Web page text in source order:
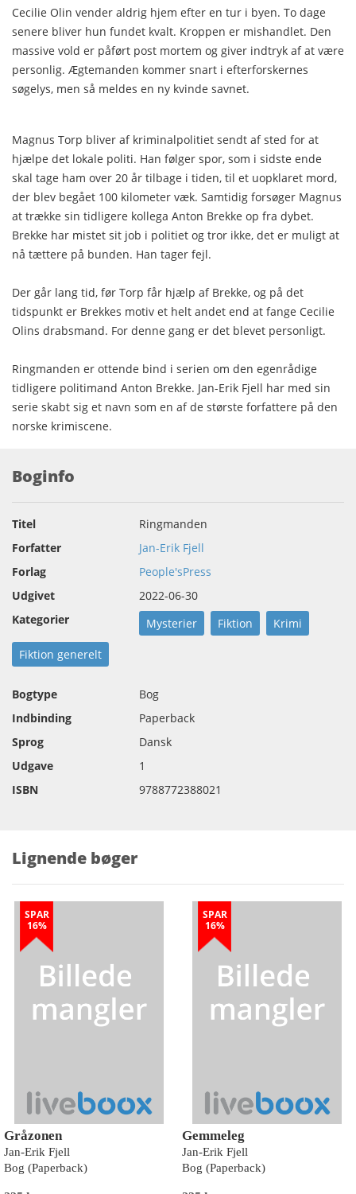
Cecilie Olin vender aldrig hjem efter en tur i byen. To dage
senere bliver hun fundet kvalt. Kroppen er mishandlet. Den
massive vold er påført post mortem og giver indtryk af at være
personlig. Ægtemanden kommer snart i efterforskernes
søgelys, men så meldes en ny kvinde savnet.
Magnus Torp bliver af kriminalpolitiet sendt af sted for at
hjælpe det lokale politi. Han følger spor, som i sidste ende
skal tage ham over 20 år tilbage i tiden, til et uopklaret mord,
der blev begået 100 kilometer væk. Samtidig forsøger Magnus
at trække sin tidligere kollega Anton Brekke op fra dybet.
Brekke har mistet sit job i politiet og tror ikke, det er muligt at
nå tættere på bunden. Han tager fejl.
Der går lang tid, før Torp får hjælp af Brekke, og på det
tidspunkt er Brekkes motiv et helt andet end at fange Cecilie
Olins drabsmand. For denne gang er det blevet personligt.
Ringmanden er ottende bind i serien om den egenrådige
tidligere politimand Anton Brekke. Jan-Erik Fjell har med sin
serie skabt sig et navn som en af de største forfattere på den
norske krimiscene.
Boginfo
Titel
Ringmanden
Forfatter
Jan-Erik Fjell
Forlag
People'sPress
Udgivet
2022-06-30
Kategorier
Mysterier Fiktion Krimi
Fiktion generelt
Bogtype
Bog
Indbinding
Paperback
Sprog
Dansk
Udgave
1
ISBN
9788772388021
Lignende bøger
SPAR
16%
Gråzonen
Jan-Erik Fjell
Bog (Paperback)
SPAR
16%
Gemmeleg
Jan-Erik Fjell
Bog (Paperback)